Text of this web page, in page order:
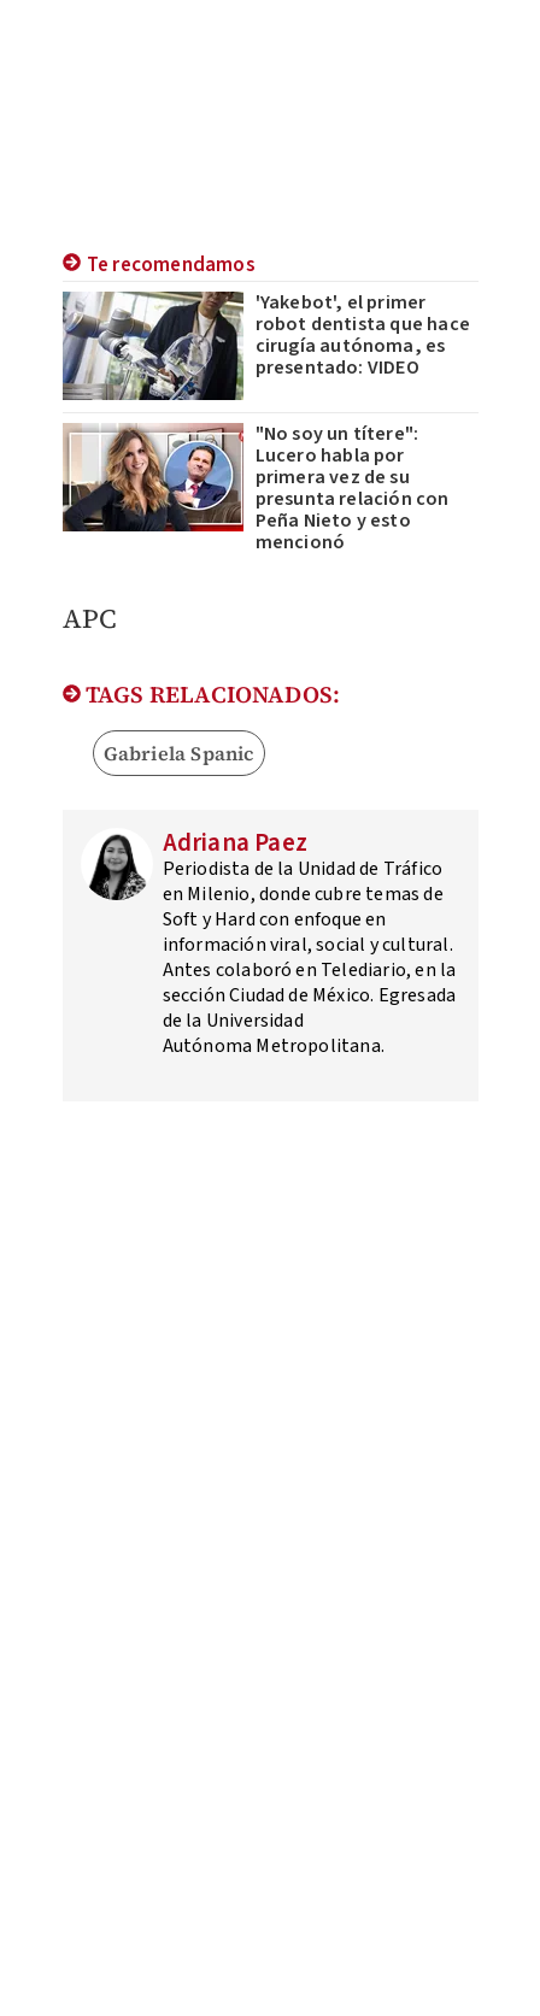
Te recomendamos
'Yakebot', el primer
robot dentista que hace
cirugía autónoma, es
presentado: VIDEO
"No soy un títere":
Lucero habla por
primera vez de su
presunta relación con
Peña Nieto y esto
mencionó
APC
TAGS RELACIONADOS:
Gabriela Spanic
Adriana Paez
Periodista de la Unidad de Tráfico
en Milenio, donde cubre temas de
Soft y Hard con enfoque en
información viral, social y cultural.
Antes colaboró en Telediario, en la
sección Ciudad de México. Egresada
de la Universidad
Autónoma Metropolitana.